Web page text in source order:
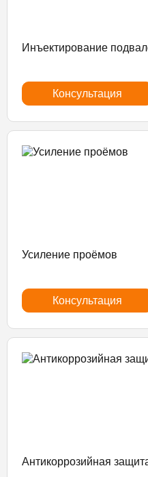
Инъектирование
Консультация
Усиление проёмов
Консультация
Антикоррозийная